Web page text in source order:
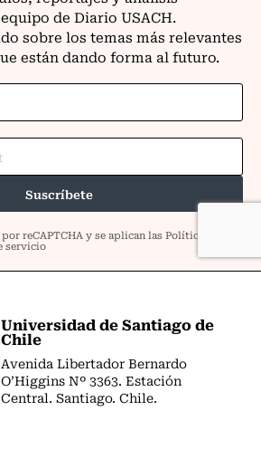
Universidad de Santiago de
Chile
Avenida Libertador Bernardo
O’Higgins Nº 3363. Estación
Central. Santiago. Chile.